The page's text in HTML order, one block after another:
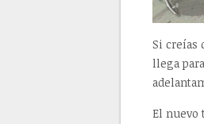
Si creías
llega
El nuevo